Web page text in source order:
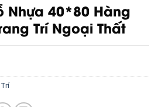
Nhựa 40*80 Hàng
Trí Ngoại Thất